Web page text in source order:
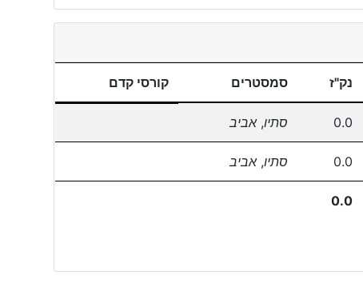
נק"ז סמסטרים קורסי קדם
0.0
0.0 סתיו,אביב
0.0 סתיו,אביב